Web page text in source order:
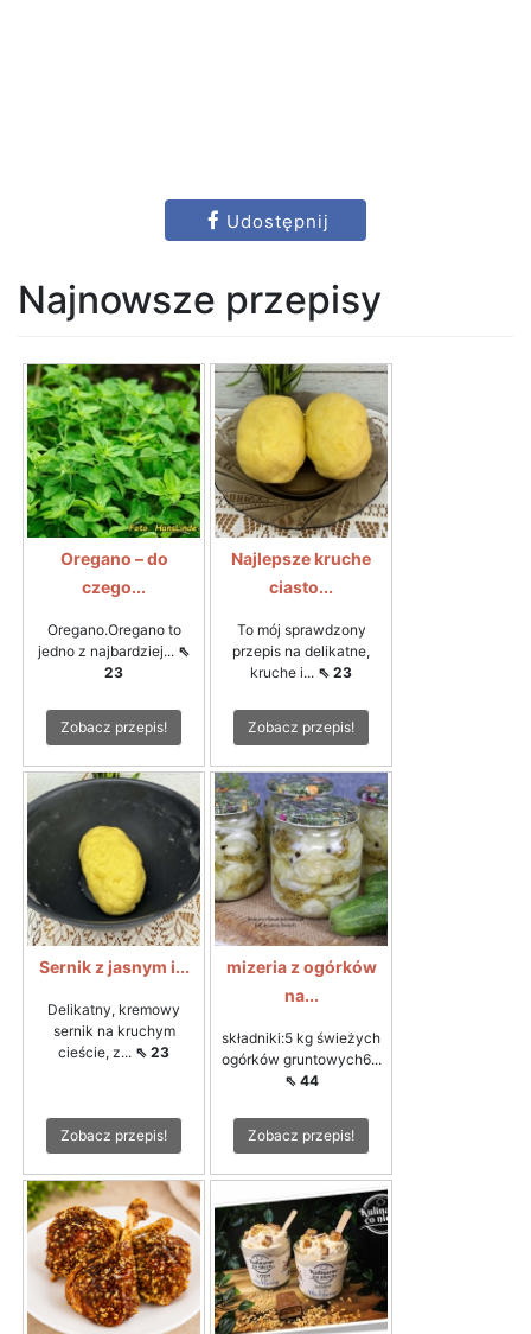
Udostępnij
Najnowsze przepisy
Oregano – do
czego...
Oregano.Oregano to
jedno z najbardziej... ⇖
23
Zobacz przepis!
Najlepsze kruche
ciasto...
To mój sprawdzony
przepis na delikatne,
kruche i... ⇖ 23
Zobacz przepis!
Sernik z jasnym i...
Delikatny, kremowy
sernik na kruchym
cieście, z... ⇖ 23
Zobacz przepis!
mizeria z ogórków
na...
składniki:5 kg świeżych
ogórków gruntowych6...
⇖ 44
Zobacz przepis!